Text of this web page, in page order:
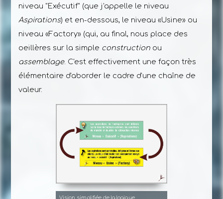
niveau "Exécutif" (que j'appelle le niveau
Aspirations) et en-dessous, le niveau «Usine» ou
niveau «Factory» (qui, au final, nous place des
oeillères sur la simple constructionou
assemblage. C'est effectivement une façon très
élémentaire d'aborder le cadre d'une chaîne de
valeur.